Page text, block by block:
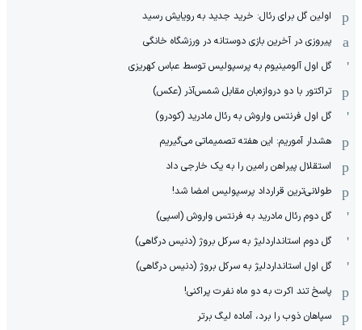
اولین گل برای رئال: خرید جدید به رویایش رسید
پیروزی در آخرین بازی دوستانه در ورزشگاه خانگی
گل اول آلومینیوم به پرسپولیس توسط عباس کهریزی
تراکتور با دو دروازه‌بان مقابل شمس‌آذر (عکس)
گل اول فرنتس واروش به رئال مادرید (کودرو)
هشدار آموریم: این هفته تصمیماتی می‌گیریم
استقلال پیراهن رامین را به یک خارجی داد
طولانی‌ترین قرارداد پرسپولیس امضا شد!
گل دوم رئال مادرید به فرنتس واروش (اسپی)
گل دوم استانداردلیژ به سرکل بروژ (دنیس درگاهی)
گل اول استانداردلیژ به سرکل بروژ (دنیس درگاهی)
پاسخ تند اکرت به دو ماه نفرت پراکنی!
سپاهان ذوب را برد، آماده لیگ برتر